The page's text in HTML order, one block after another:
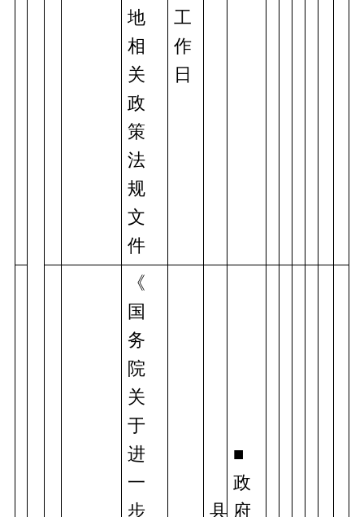
地
相
关
政
策
法
规
文
件
工
作
日
《
国
务
院
关
于
进
一
步
县
■
政
府